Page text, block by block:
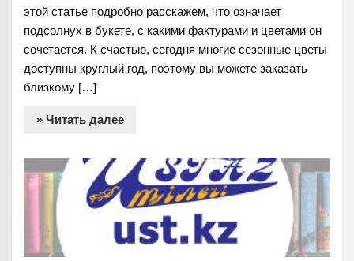
этой статье подробно расскажем, что означает
подсолнух в букете, с какими фактурами и цветами он
сочетается. К счастью, сегодня многие сезонные цветы
доступны круглый год, поэтому вы можете заказать
близкому […]
» Читать далее